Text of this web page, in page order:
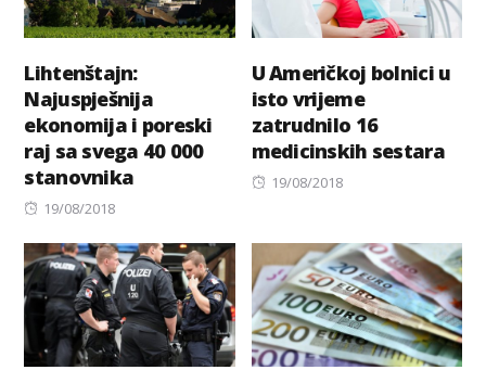
Lihtenštajn:
Najuspješnija
ekonomija i poreski
raj sa svega 40 000
stanovnika
Posted
19/08/2018
U Američkoj bolnici u
isto vrijeme
zatrudnilo 16
medicinskih sestara
Posted
19/08/2018